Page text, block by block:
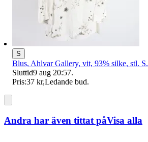
S
Blus, Ahlvar Gallery, vit, 93% silke, stl. S.
Sluttid9 aug 20:57.
Pris:37 kr,Ledande bud.
Andra har även tittat påVisa alla